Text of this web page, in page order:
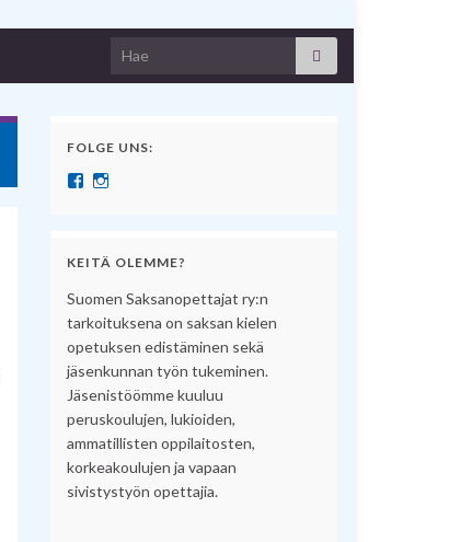
Search for:
FOLGE UNS:
Näytä SuomenSaksanopettajat:n profiili Facebook
Näytä suomensaksanopettajat:n profiili Instagram
KEITÄ OLEMME?
Suomen Saksanopettajat ry:n
tarkoituksena on saksan kielen
opetuksen edistäminen sekä
jäsenkunnan työn tukeminen.
Jäsenistöömme kuuluu
peruskoulujen, lukioiden,
ammatillisten oppilaitosten,
korkeakoulujen ja vapaan
sivistystyön opettajia.